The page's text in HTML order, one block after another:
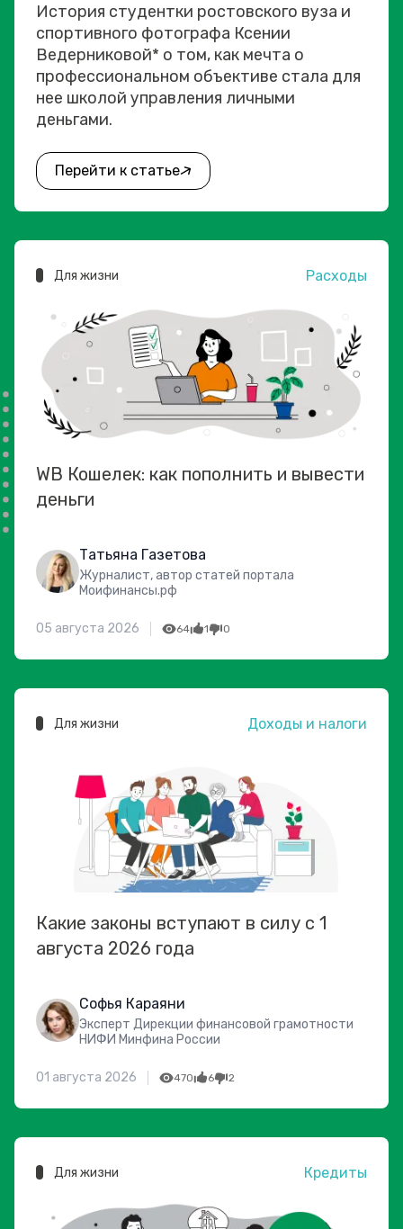
История студентки ростовского вуза и
спортивного фотографа Ксении
Ведерниковой* о том, как мечта о
профессиональном объективе стала для
нее школой управления личными
деньгами.
Перейти к статье
Для жизни Расходы
WB Кошелек: как пополнить и вывести
деньги
Татьяна Газетова
Журналист, автор статей портала
Моифинансы.рф
05 августа 2026 64 1 0
Для жизни Доходы и налоги
Какие законы вступают в силу с 1
августа 2026 года
Софья Караяни
Эксперт Дирекции финансовой грамотности
НИФИ Минфина России
01 августа 2026 470 6 2
Для жизни Кредиты